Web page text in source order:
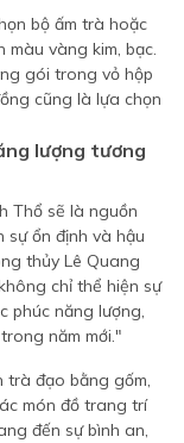
bộ ấm trà hoặc
vàng kim, bạc.
gói trong vỏ hộp
cũng là lựa chọn
lượng tương
Thổ sẽ là nguồn
sự ổn định và hậu
thủy Lê Quang
chỉ thể hiện sự
phúc năng lượng,
năm mới."
trà đạo bằng gốm,
món đồ trang trí
đến sự bình an,